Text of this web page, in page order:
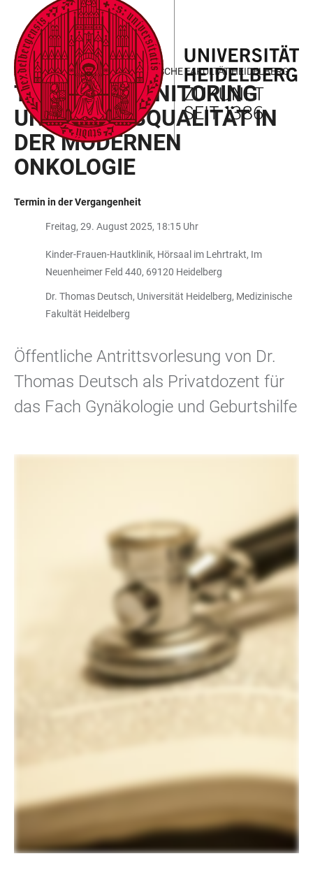
LINKS
ZUR
BARRIEREFREIHEIT
ZUM
HAUPTINHALT
HAUPTNAVIGATION
ÖFFNEN
WEBSEITENSUCHE
ÖFFNEN
ANTRITTSVORLESUNG MEDIZINISCHE FAKULTÄT HEIDELBERG
THERAPIEMONITORING
UND LEBENSQUALITÄT IN
DER MODERNEN
ONKOLOGIE
Termin in der Vergangenheit
Freitag, 29. August 2025, 18:15 Uhr
Kinder-Frauen-Hautklinik, Hörsaal im Lehrtrakt, Im
Neuenheimer Feld 440, 69120 Heidelberg
Dr. Thomas Deutsch, Universität Heidelberg, Medizinische
Fakultät Heidelberg
Öffentliche Antrittsvorlesung von Dr.
Thomas Deutsch als Privatdozent für
das Fach Gynäkologie und Geburtshilfe